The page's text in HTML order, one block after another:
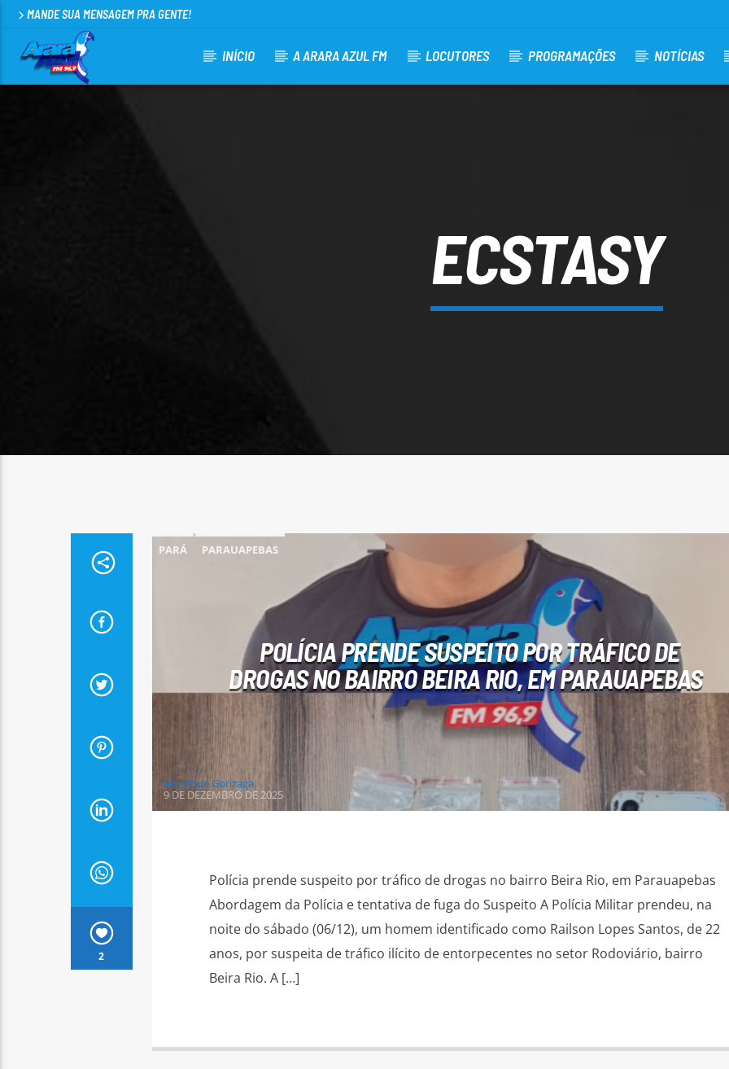
MANDE SUA MENSAGEM PRA GENTE!
INÍCIO A ARARA AZUL FM LOCUTORES PROGRAMAÇÕES NOTÍCIAS
ARARA AZUL FM 96,9
ECSTASY
2
PARÁ PARAUAPEBAS
POLÍCIA PRENDE SUSPEITO POR TRÁFICO DE
DROGAS NO BAIRRO BEIRA RIO, EM PARAUAPEBAS
Henrique Gonzaga
9 DE DEZEMBRO DE 2025
Polícia prende suspeito por tráfico de drogas no bairro Beira Rio, em Parauapebas
Abordagem da Polícia e tentativa de fuga do Suspeito A Polícia Militar prendeu, na
noite do sábado (06/12), um homem identificado como Railson Lopes Santos, de 22
anos, por suspeita de tráfico ilícito de entorpecentes no setor Rodoviário, bairro
Beira Rio. A […]